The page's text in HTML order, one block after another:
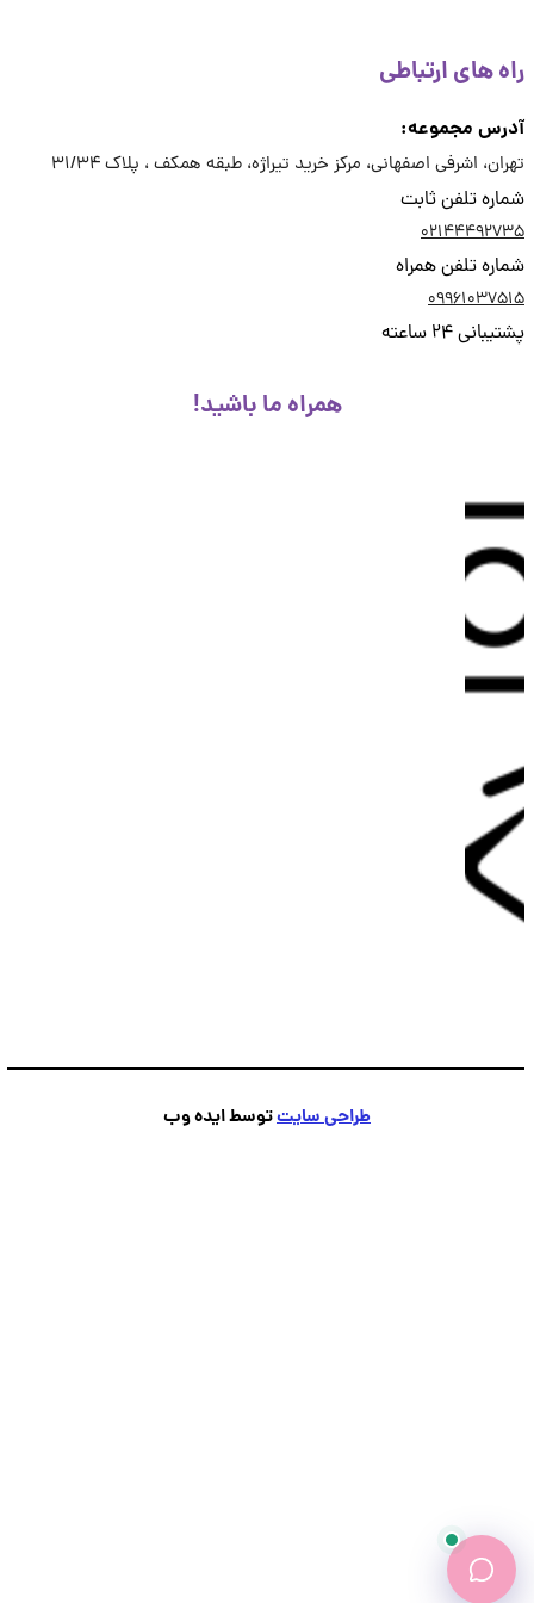
های ارتباطی
مجموعه:
اشرفی اصفهانی، مرکز خرید تیراژه، طبقه همکف ، پلاک 31/34
تلفن ثابت
تلفن همراه
24 ساعته
همراه ما باشید!
طراحی سایتتوسط ایده وب